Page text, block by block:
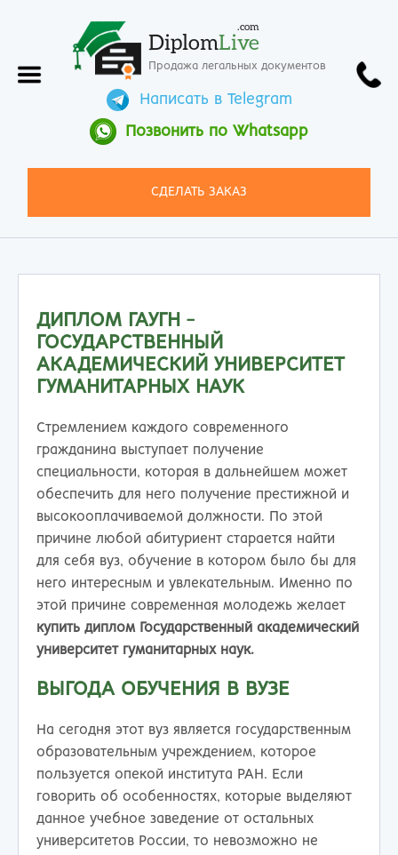
DiplomLive
.com
Продажа легальных документов
Написать в Telegram
Позвонить по Whatsapp
СДЕЛАТЬ ЗАКАЗ
ДИПЛОМ ГАУГН -
ГОСУДАРСТВЕННЫЙ
АКАДЕМИЧЕСКИЙ УНИВЕРСИТЕТ
ГУМАНИТАРНЫХ НАУК
Стремлением каждого современного
гражданина выступает получение
специальности, которая в дальнейшем может
обеспечить для него получение престижной и
высокооплачиваемой должности. По этой
причине любой абитуриент старается найти
для себя вуз, обучение в котором было бы для
него интересным и увлекательным. Именно по
этой причине современная молодежь желает
купить диплом Государственный академический
университет гуманитарных наук.
ВЫГОДА ОБУЧЕНИЯ В ВУЗЕ
На сегодня этот вуз является государственным
образовательным учреждением, которое
пользуется опекой института РАН. Если
говорить об особенностях, которые выделяют
данное учебное заведение от остальных
университетов России, то невозможно не